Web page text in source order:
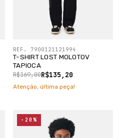
T-SHIRT LOST MOLOTOV
TAPIOCA
R$135,20
R$169,00
REF. 7900121121994
Atenção, última peça!
-20%